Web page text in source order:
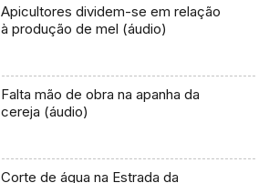
Apicultores dividem-se em relação
à produção de mel (áudio)
Falta mão de obra na apanha da
cereja (áudio)
Corte de água na Estrada da